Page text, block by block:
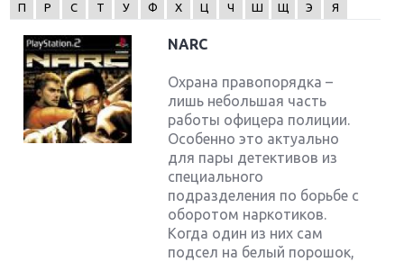
П
Р С Т У Ф Х Ц Ч Ш Щ Э Я
NARC
Охрана правопорядка –
лишь небольшая часть
работы офицера полиции.
Особенно это актуально
для пары детективов из
специального
подразделения по борьбе с
оборотом наркотиков.
Когда один из них сам
подсел на белый порошок,